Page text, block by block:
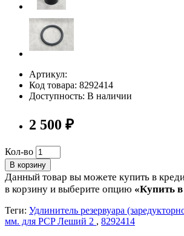
Артикул:
Код товара: 8292414
Доступность: В наличии
2 500 ₽
Кол-во
В корзину
Данный товар вы можете купить в
в корзину и выберите опцию «Купить
Теги: Удлинитель резервуара
мм. для PCP Леший 2 , 8292414